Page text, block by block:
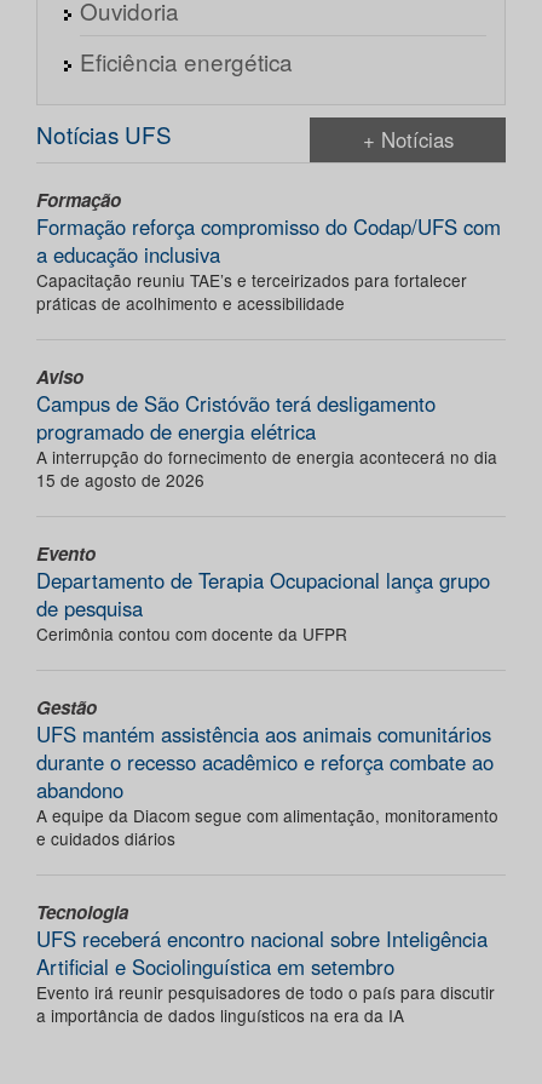
Ouvidoria
Eficiência energética
Notícias UFS + Notícias
Formação
Formação reforça compromisso do Codap/UFS com
a educação inclusiva
Capacitação reuniu TAE’s e terceirizados para fortalecer
práticas de acolhimento e acessibilidade
Aviso
Campus de São Cristóvão terá desligamento
programado de energia elétrica
A interrupção do fornecimento de energia acontecerá no dia
15 de agosto de 2026
Evento
Departamento de Terapia Ocupacional lança grupo
de pesquisa
Cerimônia contou com docente da UFPR
Gestão
UFS mantém assistência aos animais comunitários
durante o recesso acadêmico e reforça combate ao
abandono
A equipe da Diacom segue com alimentação, monitoramento
e cuidados diários
Tecnologia
UFS receberá encontro nacional sobre Inteligência
Artificial e Sociolinguística em setembro
Evento irá reunir pesquisadores de todo o país para discutir
a importância de dados linguísticos na era da IA